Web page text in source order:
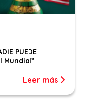
PUEDE
Mundial”
Leer más